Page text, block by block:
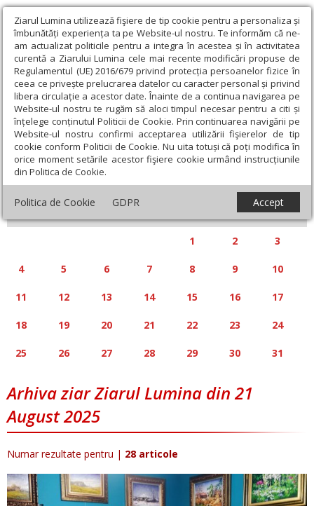
Ziarul Lumina utilizează fişiere de tip cookie pentru a personaliza și
îmbunătăți experiența ta pe Website-ul nostru. Te informăm că ne-
am actualizat politicile pentru a integra în acestea și în activitatea
curentă a Ziarului Lumina cele mai recente modificări propuse de
Regulamentul (UE) 2016/679 privind protecția persoanelor fizice în
ceea ce privește prelucrarea datelor cu caracter personal și privind
libera circulație a acestor date. Înainte de a continua navigarea pe
Website-ul nostru te rugăm să aloci timpul necesar pentru a citi și
înțelege conținutul Politicii de Cookie. Prin continuarea navigării pe
Website-ul nostru confirmi acceptarea utilizării fişierelor de tip
cookie conform Politicii de Cookie. Nu uita totuși că poți modifica în
orice moment setările acestor fişiere cookie urmând instrucțiunile
din Politica de Cookie.
Politica de Cookie GDPR Accept
Calendar articole
« »
AUGUST 2025
S D
1 2 3
4 5 6 7 8 9 10
11 12 13 14 15 16 17
18 19 20 21 22 23 24
25 26 27 28 29 30 31
Arhiva ziar Ziarul Lumina din 21
August 2025
Numar rezultate pentru | 28 articole